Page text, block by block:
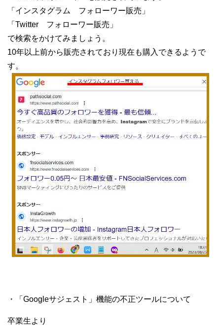
「インスタグラム フォローワー販売」
「Twitter フォローワー販売」
で検索をかけてみましょう。
10年以上前から販売されており現在も購入できるようで
す。
・「Googleサジェスト」機能の不正ツールについて
卒業生より